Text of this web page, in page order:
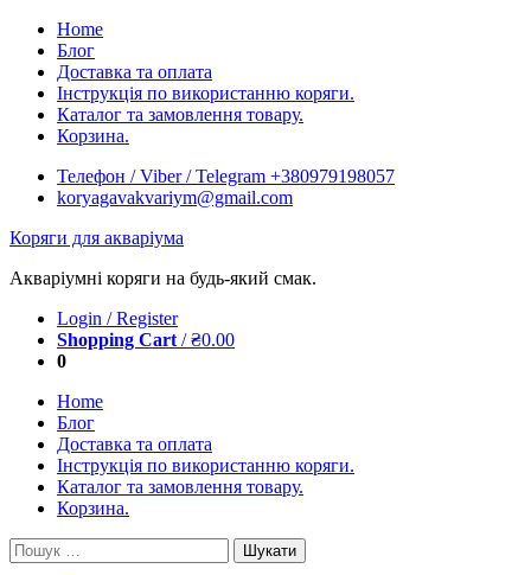
Skip
content
Home
Блог
Доставка та оплата
Інструкція по використанню коряги.
Каталог та замовлення товару.
Корзина.
Телефон / Viber / Telegram +380979198057
koryagavakvariym@gmail.com
Коряги для акваріума
Акваріумні коряги на будь-який смак.
Login / Register
Shopping Cart /₴0.00
0
Home
Блог
Доставка та оплата
Інструкція по використанню коряги.
Каталог та замовлення товару.
Корзина.
Пошук: